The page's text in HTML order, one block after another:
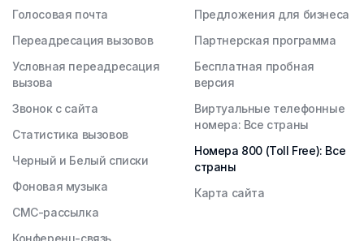
Голосовая почта
Переадресация вызовов
Условная переадресация
вызова
Звонок с сайта
Статистика вызовов
Черный и Белый списки
Фоновая музыка
СМС-рассылка
Конференц-связь
Предложения для бизнеса
Партнерская программа
Бесплатная пробная
версия
Виртуальные телефонные
номера: Все страны
Номера 800 (Toll Free): Все
страны
Карта сайта